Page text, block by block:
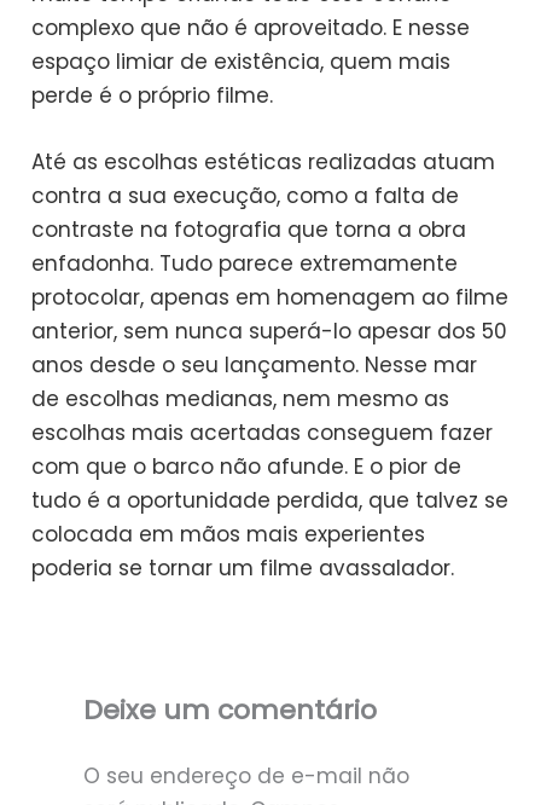
complexo que não é aproveitado. E nesse
espaço limiar de existência, quem mais
perde é o próprio filme.
Até as escolhas estéticas realizadas atuam
contra a sua execução, como a falta de
contraste na fotografia que torna a obra
enfadonha. Tudo parece extremamente
protocolar, apenas em homenagem ao filme
anterior, sem nunca superá-lo apesar dos 50
anos desde o seu lançamento. Nesse mar
de escolhas medianas, nem mesmo as
escolhas mais acertadas conseguem fazer
com que o barco não afunde. E o pior de
tudo é a oportunidade perdida, que talvez se
colocada em mãos mais experientes
poderia se tornar um filme avassalador.
Deixe um comentário
O seu endereço de e-mail não